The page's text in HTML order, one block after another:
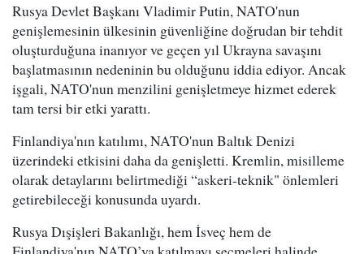
Rusya Devlet Başkanı Vladimir Putin, NATO'nun
genişlemesinin ülkesinin güvenliğine doğrudan bir tehdit
oluşturduğuna inanıyor ve geçen yıl Ukrayna savaşını
başlatmasının nedeninin bu olduğunu iddia ediyor. Ancak
işgali, NATO'nun menzilini genişletmeye hizmet ederek
tam tersi bir etki yarattı.
Finlandiya'nın katılımı, NATO'nun Baltık Denizi
üzerindeki etkisini daha da genişletti. Kremlin, misilleme
olarak detaylarını belirtmediği “askeri-teknik" önlemleri
getirebileceği konusunda uyardı.
Rusya Dışişleri Bakanlığı, hem İsveç hem de